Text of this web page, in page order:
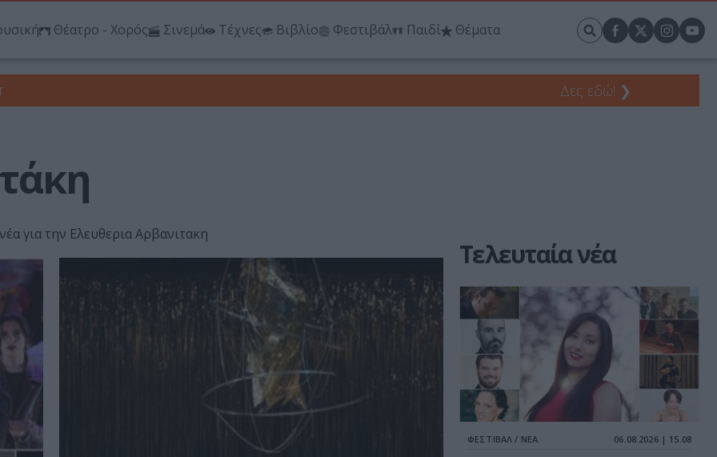
Θέατρο - Χορός Σινεμά Τέχνες Βιβλίο Φεστιβάλ Παιδί Θέματα
Δες εδώ! ❯
για την Ελευθερια Αρβανιτακη
Τελευταία νέα
ΦΕΣΤΙΒΑΛ / ΝΕΑ 06.08.2026 | 15.08